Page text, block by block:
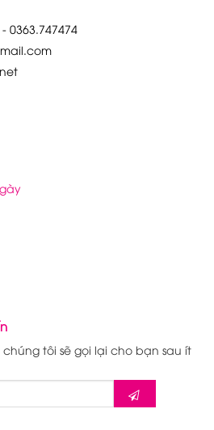
0363.747474
tôi sẽ gọi lại cho bạn sau ít